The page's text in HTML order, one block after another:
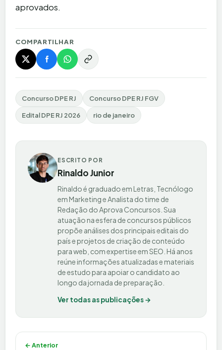
aprovados.
COMPARTILHAR
Concurso DPE RJ Concurso DPE RJ FGV
Edital DPE RJ 2026 rio de janeiro
ESCRITO POR
Rinaldo Junior
Rinaldo é graduado em Letras, Tecnólogo
em Marketing e Analista do time de
Redação do Aprova Concursos. Sua
atuação na esfera de concursos públicos
propõe análises dos principais editais do
país e projetos de criação de conteúdo
para web, com expertise em SEO. Há anos
reúne informações atualizadas e materiais
de estudo para apoiar o candidato ao
longo da jornada de preparação.
Ver todas as publicações →
Navegação de Post
← Anterior